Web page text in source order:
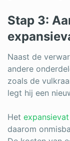
Stap 3:
Naast de
andere
zoals de
legt hij een
Het expansievat
daarom